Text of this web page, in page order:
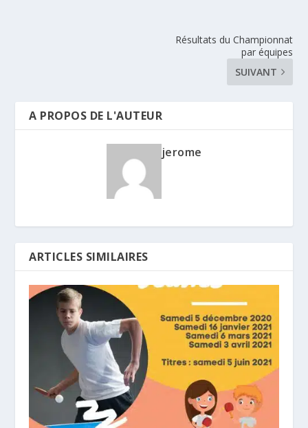
Résultats du Championnat
par équipes
SUIVANT
A PROPOS DE L'AUTEUR
jerome
ARTICLES SIMILAIRES